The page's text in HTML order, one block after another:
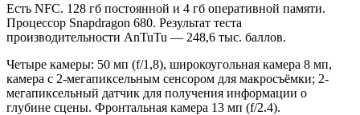
Есть NFC. 128 гб постоянной и 4 гб оперативной памяти.
Процессор Snapdragon 680. Результат теста
производительности AnTuTu — 248,6 тыс. баллов.
Четыре камеры: 50 мп (f/1,8), широкоугольная камера 8 мп,
камера с 2-мегапиксельным сенсором для макросъёмки; 2-
мегапиксельный датчик для получения информации о
глубине сцены. Фронтальная камера 13 мп (f/2.4).